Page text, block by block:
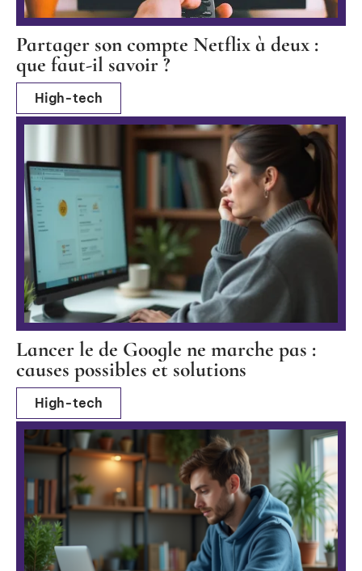
Partager son compte Netflix à deux :
que faut-il savoir ?
High-tech
Lancer le de Google ne marche pas :
causes possibles et solutions
High-tech